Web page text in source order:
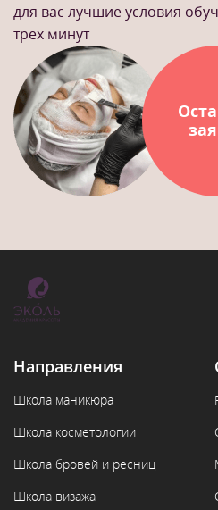
для вас лучшие условия
трех минут
Направления
Школа маникюра
Школа косметологии
Школа бровей и ресниц
Школа визажа